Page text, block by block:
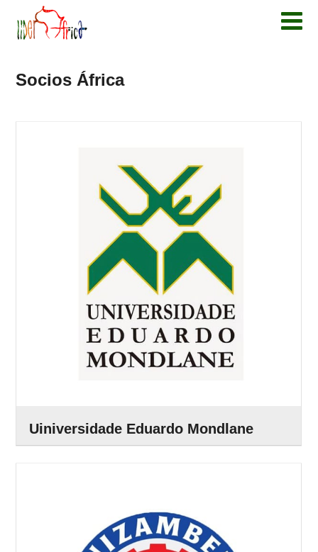
Socios África
Uiniversidade Eduardo Mondlane